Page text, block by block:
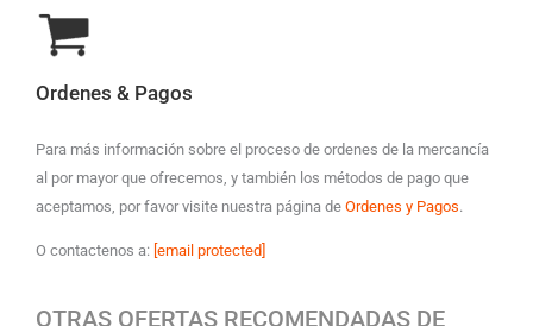
Ordenes & Pagos
Para más información sobre el proceso de ordenes de la mercancía
al por mayor que ofrecemos, y también los métodos de pago que
aceptamos, por favor visite nuestra página de Ordenes y Pagos.
O contactenos a: [email protected]
OTRAS OFERTAS RECOMENDADAS DE